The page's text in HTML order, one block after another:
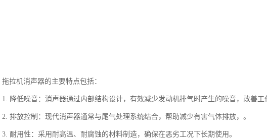
拖拉机消声器的主要特点包括：
1. 降低噪音：消声器通过内部结构设计，有效减少发动机排气时产生的噪音，改善工
2. 排放控制：现代消声器通常与尾气处理系统结合，帮助减少有害气体排放，。
3. 耐用性：采用耐高温、耐腐蚀的材料制造，确保在恶劣工况下长期使用。